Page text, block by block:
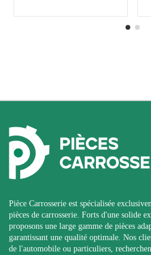
Pièce Carrosserie est spécialisée
pièces de carrosserie. Forts d'une solide
proposons une large gamme de pièces
garantissant une qualité optimale. Nos
de l'automobile ou particuliers,